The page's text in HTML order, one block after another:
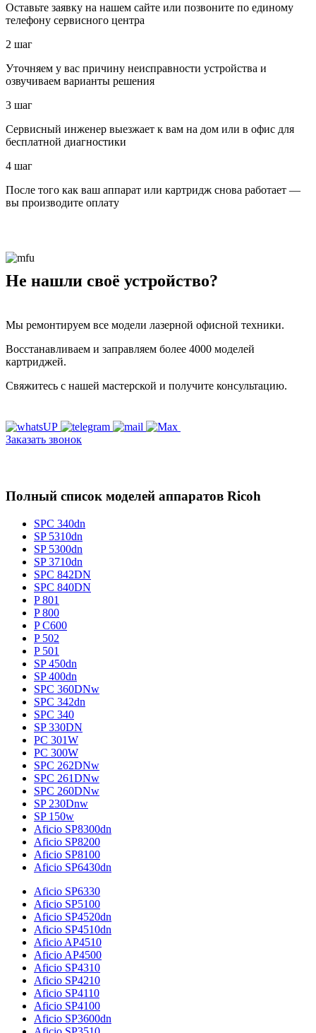
Оставьте заявку на нашем сайте или позвоните по единому
телефону сервисного центра
2 шаг
Уточняем у вас причину неисправности устройства и
озвучиваем варианты решения
3 шаг
Сервисный инженер выезжает к вам на дом или в офис для
бесплатной диагностики
4 шаг
После того как ваш аппарат или картридж снова работает —
вы производите оплату
Не нашли своё устройство?
Мы ремонтируем все модели лазерной офисной техники.
Восстанавливаем и заправляем более 4000 моделей
картриджей.
Свяжитесь с нашей мастерской и получите консультацию.
Заказать звонок
Полный список моделей аппаратов Ricoh
SPC 340dn
SP 5310dn
SP 5300dn
SP 3710dn
SPC 842DN
SPC 840DN
P 801
P 800
P C600
P 502
P 501
SP 450dn
SP 400dn
SPC 360DNw
SPC 342dn
SPC 340
SP 330DN
PC 301W
PC 300W
SPC 262DNw
SPC 261DNw
SPC 260DNw
SP 230Dnw
SP 150w
Aficio SP8300dn
Aficio SP8200
Aficio SP8100
Aficio SP6430dn
Aficio SP6330
Aficio SP5100
Aficio SP4520dn
Aficio SP4510dn
Aficio AP4510
Aficio AP4500
Aficio SP4310
Aficio SP4210
Aficio SP4110
Aficio SP4100
Aficio SP3600dn